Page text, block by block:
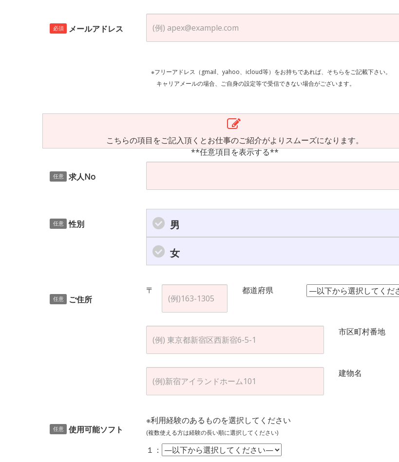
必須 メールアドレス
※フリーアドレス（gmail、yahoo、icloud等）をお持ちであれば、そちらをご記載下さい。
キャリアメールの場合、ご自身の設定等で受信できない場合がございます。
こちらの項目をご記入頂くとお仕事のご紹介がよりスムーズになります。
**任意項目を表示する**
任意 求人No
任意 性別 男
女
任意 ご住所
〒 都道府県
市区町村番地
建物名
任意 使用可能ソフト
※利用経験のあるものを選択してください
(複数使える方は経験の長い順に選択してください)
１：